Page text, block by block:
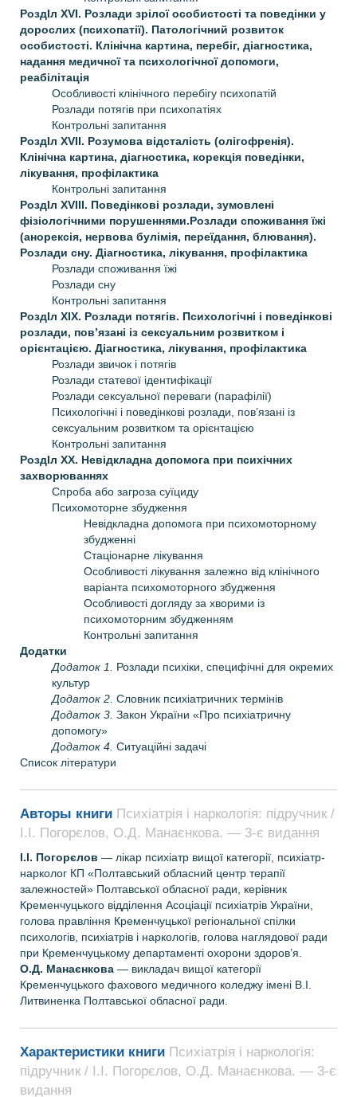
РоздIл XVI. Розлади зрілої особистості та поведінки у
дорослих (психопатії). Патологічний розвиток
особистості. Клінічна картина, перебіг, діагностика,
надання медичної та психологічної допомоги,
реабілітація
Особливості клінічного перебігу психопатій
Розлади потягів при психопатіях
Контрольні запитання
РоздIл XVII. Розумова відсталість (олігофренія).
Клінічна картина, діагностика, корекція поведінки,
лікування, профілактика
Контрольні запитання
РоздIл XVIII. Поведінкові розлади, зумовлені
фізіологічними порушеннями.Розлади споживання їжі
(анорексія, нервова булімія, переїдання, блювання).
Розлади сну. Діагностика, лікування, профілактика
Розлади споживання їжі
Розлади сну
Контрольні запитання
РоздIл XIX. Розлади потягів. Психологічні і поведінкові
розлади, пов’язані із сексуальним розвитком і
орієнтацією. Діагностика, лікування, профілактика
Розлади звичок і потягів
Розлади статевої ідентифікації
Розлади сексуальної переваги (парафілії)
Психологічні і поведінкові розлади, пов’язані із
сексуальним розвитком та орієнтацією
Контрольні запитання
РоздIл XX. Невідкладна допомога при психічних
захворюваннях
Спроба або загроза суїциду
Психомоторне збудження
Невідкладна допомога при психомоторному
збудженні
Стаціонарне лікування
Особливості лікування залежно від клінічного
варіанта психомоторного збудження
Особливості догляду за хворими із
психомоторним збудженням
Контрольні запитання
Додатки
Додаток 1.
Розлади психіки, специфічні для окремих
культур
Додаток 2. Словник психіатричних термінів
Додаток 3. Закон України «Про психіатричну
допомогу»
Додаток 4. Ситуаційні задачі
Список літератури
Авторы книги Психіатрія і наркологія: підручник /
І.І. Погорєлов, О.Д. Манаєнкова. — 3-є видання
І.І. Погорєлов — лікар психіатр вищої категорії, психіатр-
нарколог КП «Полтавський обласний центр терапії
залежностей» Полтавської обласної ради, керівник
Кременчуцького відділення Асоціації психіатрів України,
голова правління Кременчуцької регіональної спілки
психологів, психіатрів і наркологів, голова наглядової ради
при Кременчуцькому департаменті охорони здоров’я.
О.Д. Манаєнкова — викладач вищої категорії
Кременчуцького фахового медичного коледжу імені В.I.
Литвиненка Полтавської обласної ради.
Характеристики книги Психіатрія і наркологія:
підручник / І.І. Погорєлов, О.Д. Манаєнкова. — 3-є
видання